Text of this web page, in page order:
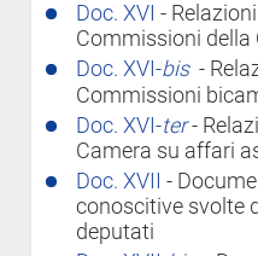
Doc. XVI -
Commissioni della
Doc. XVI-bis -
Commissioni
Doc. XVI-ter -
Camera su affari
Doc. XVII
-
conoscitive svolte
deputati